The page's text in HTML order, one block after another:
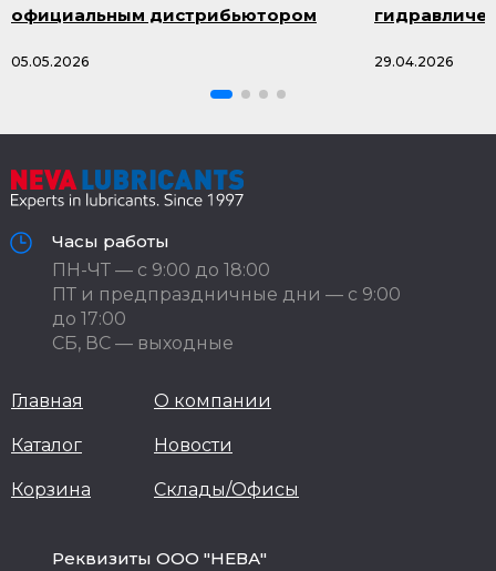
официальным дистрибьютором
05.05.2026 29.04.2026
Часы работы
ПН-ЧТ — с 9:00 до 18:00
ПТ и предпраздничные дни — с 9:00
до 17:00
СБ, ВС — выходные
Главная
Каталог
Корзина
О компании
Новости
Склады/Офисы
Реквизиты ООО "НЕВА"